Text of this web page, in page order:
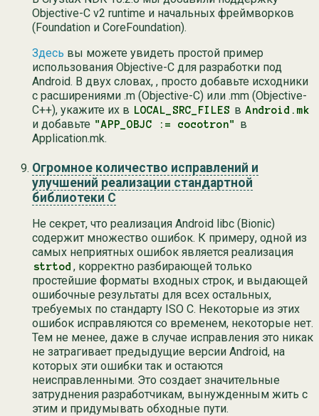
Objective-C v2 runtime и начальных фреймворков
(Foundation и CoreFoundation).
Здесь вы можете увидеть простой пример
использования Objective-C для разработки под
Android. В двух словах, , просто добавьте исходники
с расширениями .m (Objective-C) или .mm (Objective-
C++), укажите их в LOCAL_SRC_FILES в Android.mk
и добавьте "APP_OBJC := cocotron"
в
Application.mk.
Огромное количество исправлений и
улучшений реализации стандартной
библиотеки C
Не секрет, что реализация Android libc (Bionic)
содержит множество ошибок. К примеру, одной из
самых неприятных ошибок является реализация
strtod , корректно разбирающей только
простейшие форматы входных строк, и выдающей
ошибочные результаты для всех остальных,
требуемых по стандарту ISO C. Некоторые из этих
ошибок исправляются со временем, некоторые нет.
Тем не менее, даже в случае исправления это никак
не затрагивает предыдущие версии Android, на
которых эти ошибки так и остаются
неисправленными. Это создает значительные
затруднения разработчикам, вынужденным жить с
этим и придумывать обходные пути.